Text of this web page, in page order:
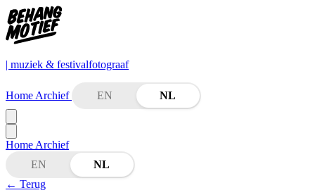
| muziek & festivalfotograaf
Home Archief EN NL
Home Archief
EN
NL
← Terug